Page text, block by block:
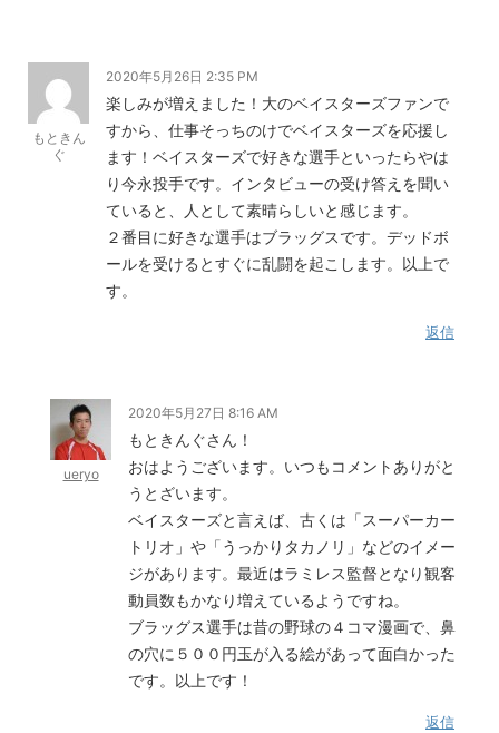
もときん
ぐ
2020年5月26日 2:35 PM
楽しみが増えました！大のベイスターズファンで
すから、仕事そっちのけでベイスターズを応援し
ます！ベイスターズで好きな選手といったらやは
り今永投手です。インタビューの受け答えを聞い
ていると、人として素晴らしいと感じます。
２番目に好きな選手はブラッグスです。デッドボ
ールを受けるとすぐに乱闘を起こします。以上で
す。
返信
ueryo
2020年5月27日 8:16 AM
もときんぐさん！
おはようございます。いつもコメントありがと
うとざいます。
ベイスターズと言えば、古くは「スーパーカー
トリオ」や「うっかりタカノリ」などのイメー
ジがあります。最近はラミレス監督となり観客
動員数もかなり増えているようですね。
ブラッグス選手は昔の野球の４コマ漫画で、鼻
の穴に５００円玉が入る絵があって面白かった
です。以上です！
返信